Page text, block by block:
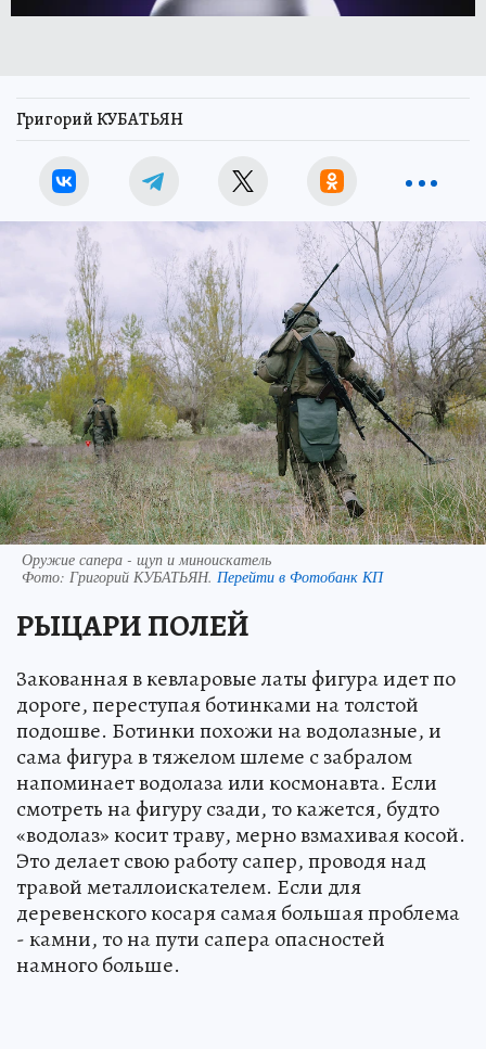
Григорий КУБАТЬЯН
Оружие сапера - щуп и миноискатель
Фото: Григорий КУБАТЬЯН. Перейти в Фотобанк КП
РЫЦАРИ ПОЛЕЙ
Закованная в кевларовые латы фигура идет по
дороге, переступая ботинками на толстой
подошве. Ботинки похожи на водолазные, и
сама фигура в тяжелом шлеме с забралом
напоминает водолаза или космонавта. Если
смотреть на фигуру сзади, то кажется, будто
«водолаз» косит траву, мерно взмахивая косой.
Это делает свою работу сапер, проводя над
травой металлоискателем. Если для
деревенского косаря самая большая проблема
- камни, то на пути сапера опасностей
намного больше.